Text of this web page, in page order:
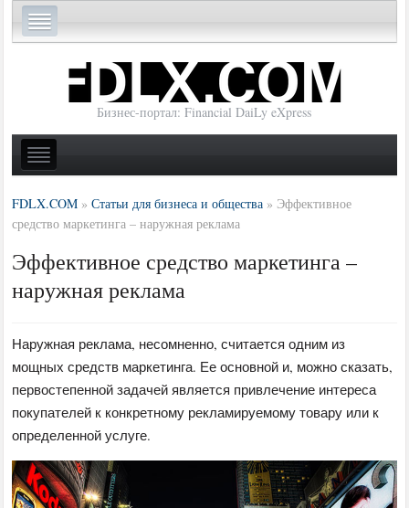
Бизнес-портал: Financial DaiLy eXpress
FDLX.COM »Статьи для бизнеса и общества » Эффективное
средство маркетинга – наружная реклама
Эффективное средство маркетинга –
наружная реклама
Наружная реклама, несомненно, считается одним из
мощных средств маркетинга. Ее основной и, можно сказать,
первостепенной задачей является привлечение интереса
покупателей к конкретному рекламируемому товару или к
определенной услуге.